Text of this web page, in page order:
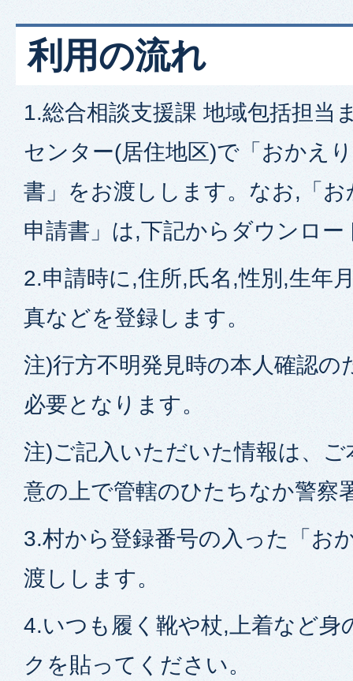
利用の流れ
1.総合相談支援課 地域包括担当
センター(居住地区)で「おかえ
書」をお渡しします。なお,「
申請書」は,下記からダウンロー
2.申請時に,住所,氏名,性別,生年
真などを登録します。
注)行方不明発見時の本人確認の
必要となりま
注)ご記入いただいた情報は、
意の上で管轄のひたちなか警察
3.村から登録番号の入った「お
渡しします。
4.いつも履く靴や杖,上着など身
クを貼ってください。